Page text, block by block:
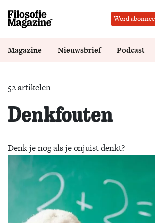
Word abonnee
Magazine Nieuwsbrief Podcast
52 artikelen
Denkfouten
Denk je nog als je onjuist denkt?